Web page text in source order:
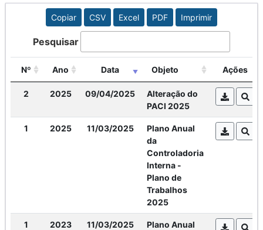
Copiar CSV Excel PDF Imprimir
Pesquisar
Nº Ano Data Objeto Ações
2 2025 09/04/2025
Alteração do
PACI 2025
1 2025 11/03/2025
Plano Anual
da
Controladoria
Interna -
Plano de
Trabalhos
2025
1 2023 11/03/2025
Plano Anual